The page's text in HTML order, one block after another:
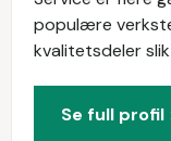
populære
kvalitetsdeler
Se full profil